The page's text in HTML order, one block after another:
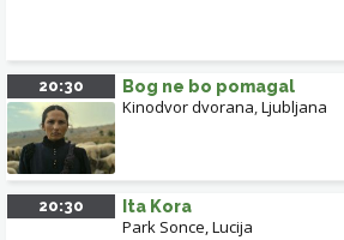
20:30 Bog ne bo pomagal
Kinodvor dvorana,Ljubljana
20:30 Ita Kora
Park Sonce, Lucija